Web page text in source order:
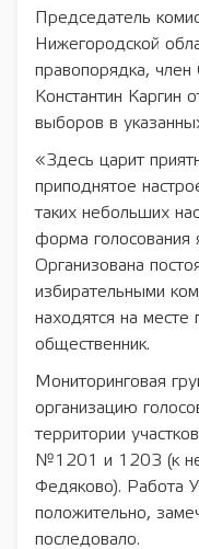
Председатель
Нижегородской
правопорядка,
Константин Каргин
выборов в
«Здесь царит
приподнятое
таких небольших
форма голосования
Организована
избирательными
находятся на месте
общественник.
Мониторинговая
организацию
территории
№1201 и 1203 (к
Федяково). Работа
положительно,
последовало.